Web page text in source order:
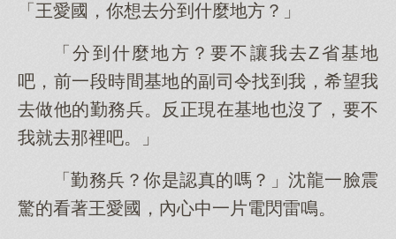
「王愛國，你想去分到什麼地方？」
「分到什麼地方？要不讓我去Z省基地
吧，前一段時間基地的副司令找到我，希望我
去做他的勤務兵。反正現在基地也沒了，要不
我就去那裡吧。」
「勤務兵？你是認真的嗎？」沈龍一臉震
驚的看著王愛國，內心中一片電閃雷鳴。